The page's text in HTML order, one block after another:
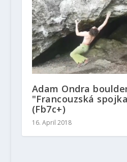
Adam Ondra
"Francouzská
(Fb7c+)
16. April 2018